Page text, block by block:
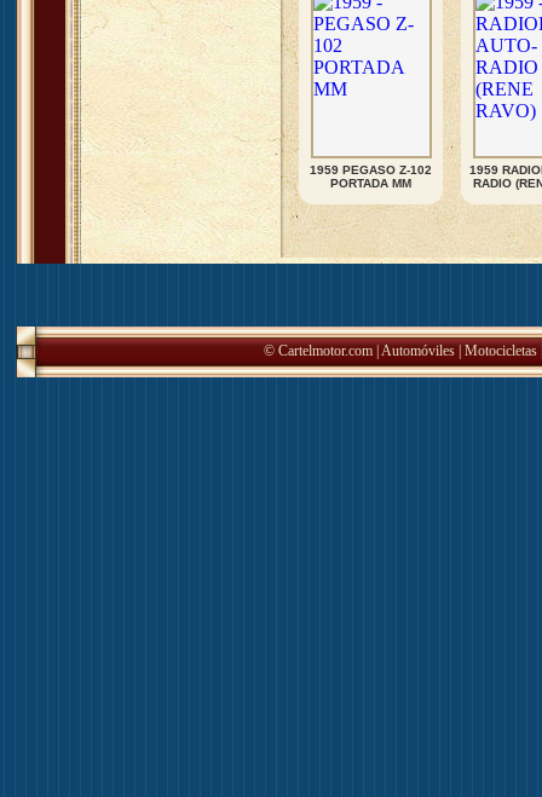
1959 PEGASO Z-102
PORTADA MM
1959
RADIO
© Cartelmotor.com | Automóviles Motocicletas